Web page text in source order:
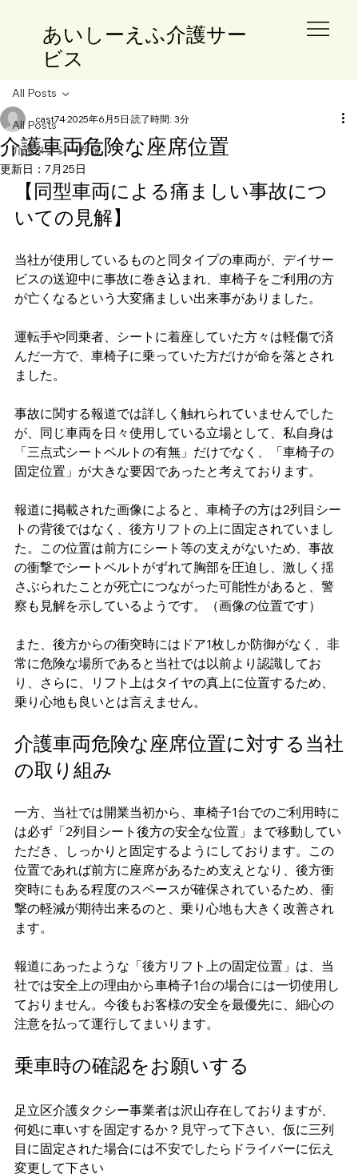
​あいしーえふ介護サー
ビス
All Posts
介護タクシー料金
All Posts
介護車両危険な座席位置
cast742025年6月5日 読了時間: 3分
更新日： 7月25日
【同型車両による痛ましい事故につ
いての見解】
当社が使用しているものと同タイプの車両が、デイサー
ビスの送迎中に事故に巻き込まれ、車椅子をご利用の方
が亡くなるという大変痛ましい出来事がありました。
運転手や同乗者、シートに着座していた方々は軽傷で済
んだ一方で、車椅子に乗っていた方だけが命を落とされ
ました。
事故に関する報道では詳しく触れられていませんでした
が、同じ車両を日々使用している立場として、私自身は
「三点式シートベルトの有無」だけでなく、「車椅子の
固定位置」が大きな要因であったと考えております。
報道に掲載された画像によると、車椅子の方は2列目シー
トの背後ではなく、後方リフトの上に固定されていまし
た。この位置は前方にシート等の支えがないため、事故
の衝撃でシートベルトがずれて胸部を圧迫し、激しく揺
さぶられたことが死亡につながった可能性があると、警
察も見解を示しているようです。（画像の位置です）
また、後方からの衝突時にはドア1枚しか防御がなく、非
常に危険な場所であると当社では以前より認識してお
り、さらに、リフト上はタイヤの真上に位置するため、
乗り心地も良いとは言えません。
介護車両危険な座席位置に対する当社
の取り組み
一方、当社では開業当初から、車椅子1台でのご利用時に
は必ず「2列目シート後方の安全な位置」まで移動してい
ただき、しっかりと固定するようにしております。この
位置であれば前方に座席があるため支えとなり、後方衝
突時にもある程度のスペースが確保されているため、衝
撃の軽減が期待出来るのと、乗り心地も大きく改善され
ます。
報道にあったような「後方リフト上の固定位置」は、当
社では安全上の理由から車椅子1台の場合には一切使用し
ておりません。今後もお客様の安全を最優先に、細心の
注意を払って運行してまいります。
乗車時の確認をお願いする
足立区介護タクシー事業者は沢山存在しておりますが、
何処に車いすを固定するか？見守って下さい、仮に三列
目に固定された場合には不安でしたらドライバーに伝え
変更して下さい